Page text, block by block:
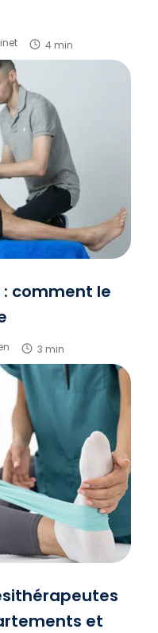
4 min
comment le
3 min
et